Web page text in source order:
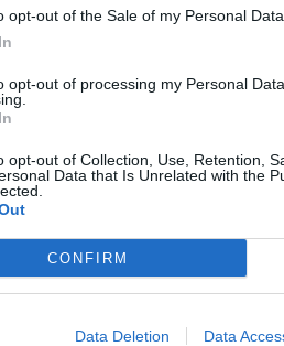
opt-out of the Sale of my Personal Data.
opt-out of processing my Personal
opt-out of Collection, Use, Retention,
Data that Is Unrelated with the
CONFIRM
Data Deletion Data
Λαύριο: Ο Τάιλερ Ντόρσεϊ
διαμαρτυρόμενος για ένα
Λαύριο: Θεαματικό
(video)
Λάυριο: Δείτε το θεαματικό
2022 21:05